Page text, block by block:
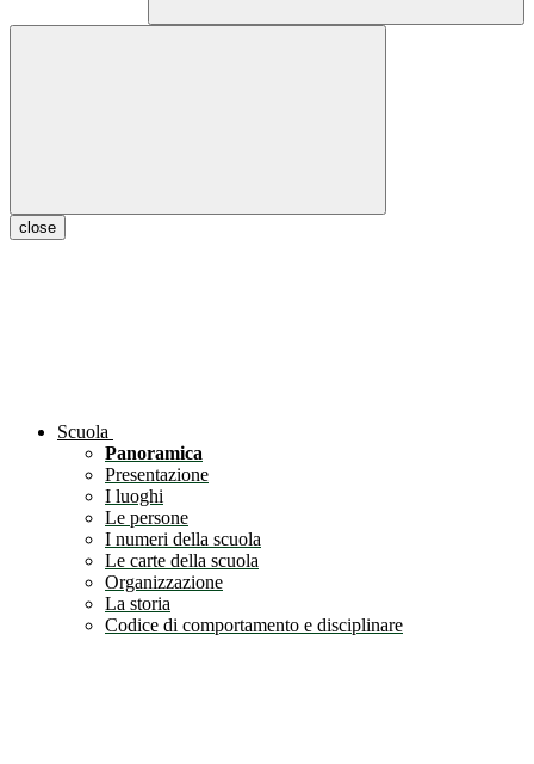
close
Scuola
Panoramica
Presentazione
I luoghi
Le persone
I numeri della scuola
Le carte della scuola
Organizzazione
La storia
Codice di comportamento e disciplinare